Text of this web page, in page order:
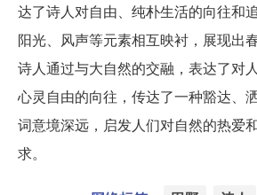
达了诗人对自由、纯朴生活的向往和
阳光、风声等元素相互映衬，展现出
诗人通过与大自然的交融，表达了对
心灵自由的向往，传达了一种豁达、
词意境深远，启发人们对自然的热爱
求。